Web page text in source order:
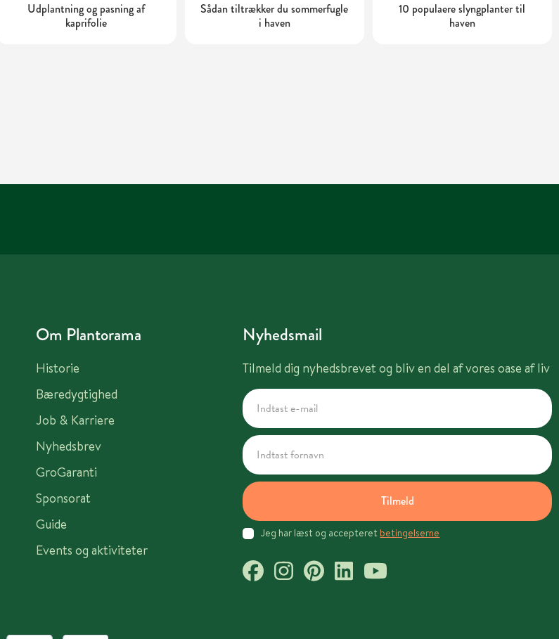
Udplantning og pasning af
kaprifolie
Sådan tiltrækker du sommerfugle
i haven
10 populaere slyngplanter til
haven
Om Plantorama
Historie
Bæredygtighed
Job & Karriere
Nyhedsbrev
GroGaranti
Sponsorat
Guide
Events og aktiviteter
Nyhedsmail
Tilmeld dig nyhedsbrevet og bliv en del af vores oase af liv
Tilmeld
Jeg har læst og accepteret betingelserne